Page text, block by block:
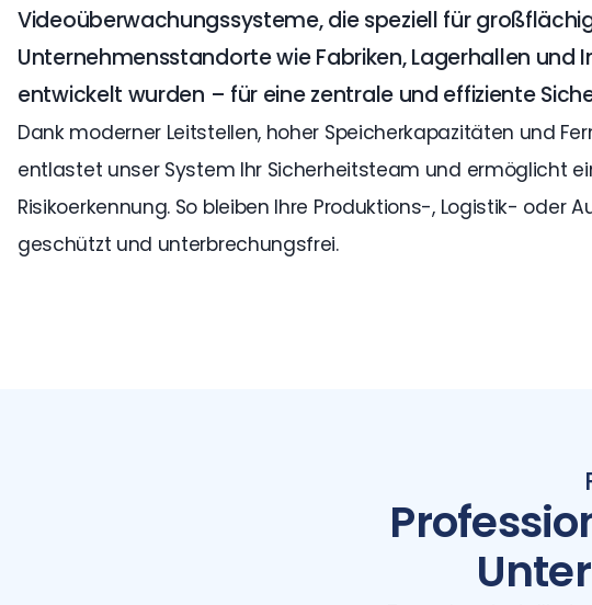
Videoüberwachungssysteme, die speziell für
Unternehmensstandorte wie Fabriken, Lagerhallen und
entwickelt wurden – für eine zentrale und effiziente
Dank moderner Leitstellen, hoher Speicherkapazitäten und
entlastet unser System Ihr Sicherheitsteam und ermöglicht
Risikoerkennung. So bleiben Ihre Produktions-, Logistik- oder
geschützt und unterbrechungsfrei.